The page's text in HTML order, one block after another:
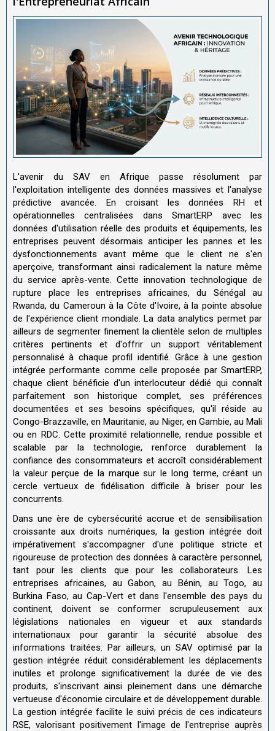
L'avenir du SAV en Afrique passe résolument par
l'exploitation intelligente des données massives et l'analyse
prédictive avancée. En croisant les données RH et
opérationnelles centralisées dans SmartERP avec les
données d'utilisation réelle des produits et équipements, les
entreprises peuvent désormais anticiper les pannes et les
dysfonctionnements avant même que le client ne s'en
aperçoive, transformant ainsi radicalement la nature même
du service après-vente. Cette innovation technologique de
rupture place les entreprises africaines, du Sénégal au
Rwanda, du Cameroun à la Côte d'Ivoire, à la pointe absolue
de l'expérience client mondiale. La data analytics permet par
ailleurs de segmenter finement la clientèle selon de multiples
critères pertinents et d'offrir un support véritablement
personnalisé à chaque profil identifié. Grâce à une gestion
intégrée performante comme celle proposée par SmartERP,
chaque client bénéficie d'un interlocuteur dédié qui connaît
parfaitement son historique complet, ses préférences
documentées et ses besoins spécifiques, qu'il réside au
Congo-Brazzaville, en Mauritanie, au Niger, en Gambie, au Mali
ou en RDC. Cette proximité relationnelle, rendue possible et
scalable par la technologie, renforce durablement la
confiance des consommateurs et accroît considérablement
la valeur perçue de la marque sur le long terme, créant un
cercle vertueux de fidélisation difficile à briser pour les
concurrents.
Dans une ère de cybersécurité accrue et de sensibilisation
croissante aux droits numériques, la gestion intégrée doit
impérativement s'accompagner d'une politique stricte et
rigoureuse de protection des données à caractère personnel,
tant pour les clients que pour les collaborateurs. Les
entreprises africaines, au Gabon, au Bénin, au Togo, au
Burkina Faso, au Cap-Vert et dans l'ensemble des pays du
continent, doivent se conformer scrupuleusement aux
législations nationales en vigueur et aux standards
internationaux pour garantir la sécurité absolue des
informations traitées. Par ailleurs, un SAV optimisé par la
gestion intégrée réduit considérablement les déplacements
inutiles et prolonge significativement la durée de vie des
produits, s'inscrivant ainsi pleinement dans une démarche
vertueuse d'économie circulaire et de développement durable.
La gestion intégrée facilite le suivi précis de ces indicateurs
RSE, valorisant positivement l'image de l'entreprise auprès